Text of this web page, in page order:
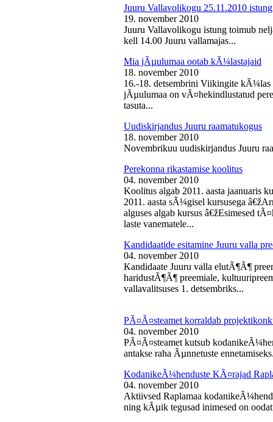
Juuru Vallavolikogu 25.11.2010 istung
19. november 2010
Juuru Vallavolikogu istung toimub
kell 14.00 Juuru vallamajas...
Mia jÃµulumaa ootab kÃ¼lastajaid
18. november 2010
16.-18. detsembrini Viikingite
jÃµulumaa on vÃ¤hekindlustatud
tasuta...
Uudiskirjandus Juuru raamatukogus
18. november 2010
Novembrikuu uudiskirjandus Juuru
Perekonna rikastamise koolitus
04. november 2010
Koolitus algab 2011. aasta jaanuaris
2011. aasta sÃ¼gisel kursusega
alguses algab kursus â€žEsimesed
laste vanematele...
Kandidaatide esitamine Juuru valla
04. november 2010
Kandidaate Juuru valla elutÃ¶Ã¶
haridustÃ¶Ã¶ preemiale,
vallavalitsuses 1. detsembriks...
PÃ¤Ã¤steamet korraldab
04. november 2010
PÃ¤Ã¤steamet kutsub
antakse raha Ãµnnetuste
KodanikeÃ¼henduste KÃ¤rajad
04. november 2010
Aktiivsed Raplamaa
ning kÃµik tegusad inimesed on